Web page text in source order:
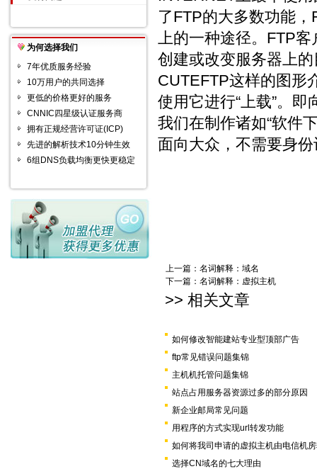
为何选择我们
7年优质服务经验
10万用户的共同选择
更低的价格更好的服务
CNNIC四星级认证服务商
拥有正规经营许可证(ICP)
先进的解析技术10分钟生效
6组DNS负载均衡更快更稳定
了FTP的大多数功能
上的一种途径。FTP
创建或改变服务器上
CUTEFTP这样的图形
使用它进行“上载”。
我们在制作诸如“软件
面向大众，不需要身份
上一篇： 名词解释：域名
下一篇： 名词解释：虚拟主机
>> 相关文章
如何修改智能建站专业型顶部广告
ftp常见错误问题集锦
主机机托管问题集锦
站点占用服务器资源过多的部分原因
新企业邮局常见问题
用程序的方式实现url转发功能
如何将我司申请的虚拟主机由电信机
选择CN域名的七大理由